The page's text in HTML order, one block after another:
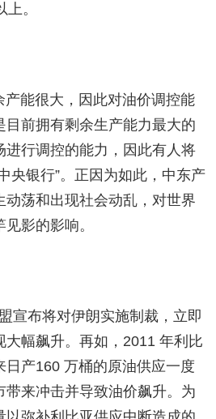
。
产能很大，因此对油价调控能
目前拥有剩余生产能力最大的
进行调控的能力，因此有人将
央银行”。正因为如此，中东产
动荡和出现社会动乱，对世界
影的影响。
宣布将对伊朗实施制裁，立即
大幅飙升。再如，2011 年利比
日产160 万桶的原油供应一度
带来冲击并导致油价飙升。为